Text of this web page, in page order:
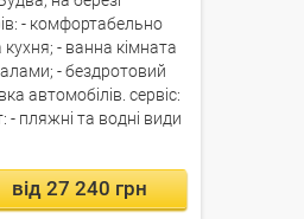
- комфортабельно
- ванна кімната
- бездротовий
автомобілів. сервіс:
- пляжні та водні види
від 27 240 грн